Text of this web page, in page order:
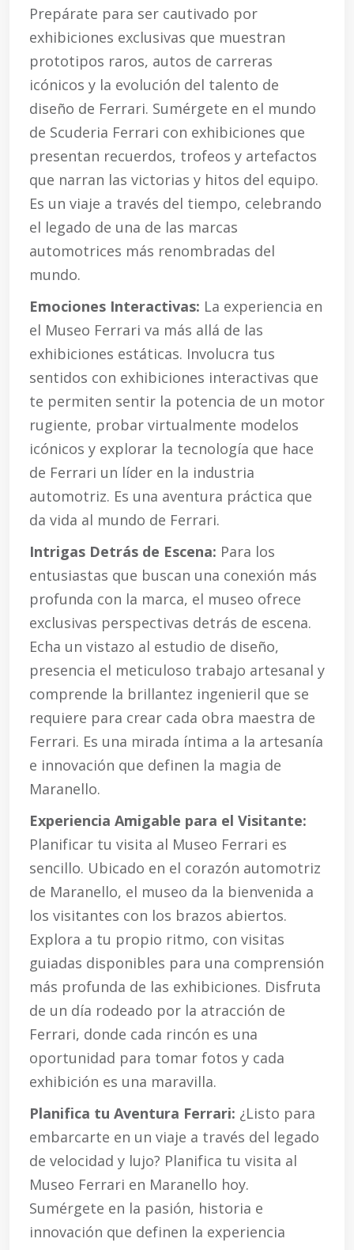
Prepárate para ser cautivado por
exhibiciones exclusivas que muestran
prototipos raros, autos de carreras
icónicos y la evolución del talento de
diseño de Ferrari. Sumérgete en el mundo
de Scuderia Ferrari con exhibiciones que
presentan recuerdos, trofeos y artefactos
que narran las victorias y hitos del equipo.
Es un viaje a través del tiempo, celebrando
el legado de una de las marcas
automotrices más renombradas del
mundo.
Emociones Interactivas: La experiencia en
el Museo Ferrari va más allá de las
exhibiciones estáticas. Involucra tus
sentidos con exhibiciones interactivas que
te permiten sentir la potencia de un motor
rugiente, probar virtualmente modelos
icónicos y explorar la tecnología que hace
de Ferrari un líder en la industria
automotriz. Es una aventura práctica que
da vida al mundo de Ferrari.
Intrigas Detrás de Escena: Para los
entusiastas que buscan una conexión más
profunda con la marca, el museo ofrece
exclusivas perspectivas detrás de escena.
Echa un vistazo al estudio de diseño,
presencia el meticuloso trabajo artesanal y
comprende la brillantez ingenieril que se
requiere para crear cada obra maestra de
Ferrari. Es una mirada íntima a la artesanía
e innovación que definen la magia de
Maranello.
Experiencia Amigable para el Visitante:
Planificar tu visita al Museo Ferrari es
sencillo. Ubicado en el corazón automotriz
de Maranello, el museo da la bienvenida a
los visitantes con los brazos abiertos.
Explora a tu propio ritmo, con visitas
guiadas disponibles para una comprensión
más profunda de las exhibiciones. Disfruta
de un día rodeado por la atracción de
Ferrari, donde cada rincón es una
oportunidad para tomar fotos y cada
exhibición es una maravilla.
Planifica tu Aventura Ferrari: ¿Listo para
embarcarte en un viaje a través del legado
de velocidad y lujo? Planifica tu visita al
Museo Ferrari en Maranello hoy.
Sumérgete en la pasión, historia e
innovación que definen la experiencia